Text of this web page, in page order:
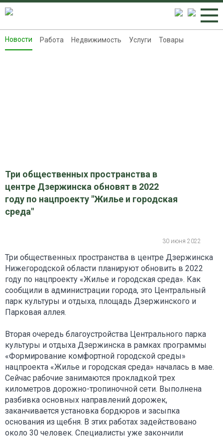
Новости
Новости Работа Недвижимость Услуги Товары
Три общественных пространства в
центре Дзержинска обновят в 2022
году по нацпроекту "Жилье и городская
среда"
30 июня 2022
Три общественных пространства в центре Дзержинска
Нижегородской области планируют обновить в 2022
году по нацпроекту «Жилье и городская среда». Как
сообщили в администрации города, это Центральный
парк культуры и отдыха, площадь Дзержинского и
Парковая аллея.
Вторая очередь благоустройства Центрального парка
культуры и отдыха Дзержинска в рамках программы
«Формирование комфортной городской среды»
нацпроекта «Жилье и городская среда» началась в мае.
Сейчас рабочие занимаются прокладкой трех
километров дорожно-тропиночной сети. Выполнена
разбивка основных направлений дорожек,
заканчивается установка бордюров и засыпка
основания из щебня. В этих работах задействовано
около 30 человек. Специалисты уже закончили